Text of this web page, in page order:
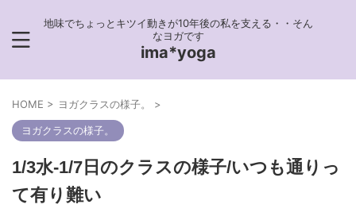
地味でちょっとキツイ動きが10年後の私を支える・・そん
なヨガです
ima*yoga
HOME > ヨガクラスの様子。 >
ヨガクラスの様子。
1/3水-1/7日のクラスの様子/いつも通りっ
て有り難い